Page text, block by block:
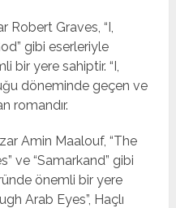
Robert Graves, “I,
gibi eserleriyle
bir yere sahiptir. “I,
döneminde geçen ve
romandır.
Amin Maalouf, “The
ve “Samarkand” gibi
önemli bir yere
Arab Eyes”, Haçlı